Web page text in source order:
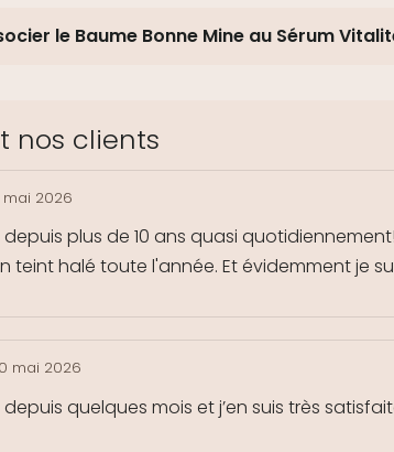
le Baume Bonne Mine au Sérum
nos clients
mai 2026
plus de 10 ans quasi
teint halé toute l'année. Et évidemment je
mai 2026
depuis quelques mois et j’en suis très